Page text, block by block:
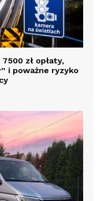
zł opłaty,
i poważne ryzyko